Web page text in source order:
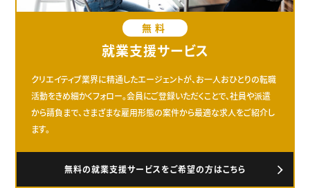
無料
就業支援サービス
クリエイティブ業界に精通したエージェントが、お一人おひとりの転職
活動をきめ細かくフォロー。会員にご登録いただくことで、社員や派遣
から請負まで、さまざまな雇用形態の案件から最適な求人をご紹介し
ます。
無料の就業支援サービスをご希望の方はこちら